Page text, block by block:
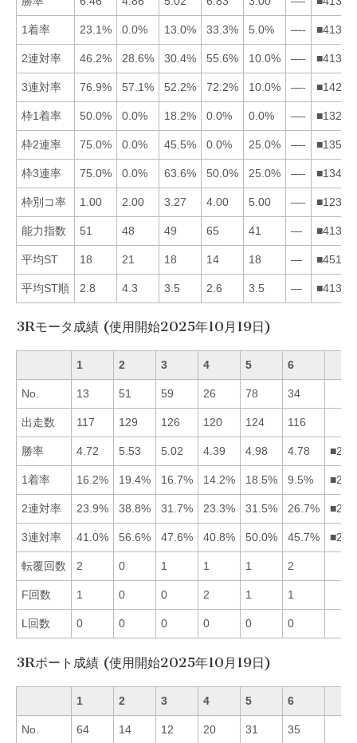
1着率 23.1% 0.0% 13.0% 33.3% 5.0% —-
2連対率 46.2% 28.6% 30.4% 55.6% 10.0% —-
3連対率 76.9% 57.1% 52.2% 72.2% 10.0% —-
枠1着率 50.0% 0.0% 18.2% 0.0% 0.0% —-
枠2連率 75.0% 0.0% 45.5% 0.0% 25.0% —-
枠3連率 75.0% 0.0% 63.6% 50.0% 25.0% —-
枠別コ率 1.00 2.00 3.27 4.00 5.00 —-
能力指数 51 48 49 65 41 —
平均ST 18 21 18 14 18 —
平均ST順 2.8 4.3 3.5 2.6 3.5 —
3Rモータ成績 (使用開始2025年10月19日)
1 2 3 4 5 6
No. 13 51 59 26 78 34
出走数 117 129 126 120 124 116
勝率 4.72 5.53 5.02 4.39 4.98 4.78
1着率 16.2% 19.4% 16.7% 14.2% 18.5% 9.5%
2連対率 23.9% 38.8% 31.7% 23.3% 31.5% 26.7%
3連対率 41.0% 56.6% 47.6% 40.8% 50.0% 45.7%
転覆回数 2 0 1 1 1 2
F回数 1 0 0 2 1 1
L回数 0 0 0 0 0 0
3Rボート成績 (使用開始2025年10月19日)
1 2 3 4 5 6
No. 64 14 12 20 31 35